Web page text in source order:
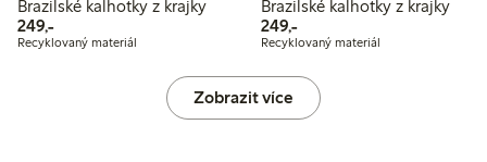
Brazilské kalhotky z krajky
249,-249,00 Kč
Recyklovaný materiál
Brazilské kalhotky z krajky
249,-249,00 Kč
Recyklovaný materiál
Zobrazit více